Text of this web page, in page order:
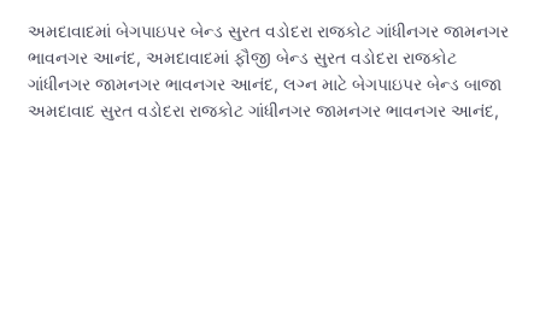
અમદાવાદમાં બેગપાઇપર બેન્ડ સુરત વડોદરા રાજકોટ ગાંધીનગર જામનગર
ભાવનગર આનંદ, અમદાવાદમાં ફૌજી બેન્ડ સુરત વડોદરા રાજકોટ
ગાંધીનગર જામનગર ભાવનગર આનંદ, લગ્ન માટે બેગપાઇપર બેન્ડ બાજા
અમદાવાદ સુરત વડોદરા રાજકોટ ગાંધીનગર જામનગર ભાવનગર આનંદ,